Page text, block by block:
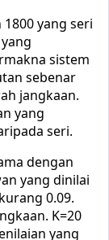
yang seri
sistem
sebenar
jangkaan.
yang
seri.
dengan
yang dinilai
0.09.
K=20
yang